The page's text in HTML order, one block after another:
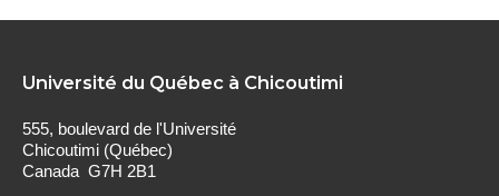
Université du Québec à Chicoutimi
555, boulevard de l'Université
Chicoutimi (Québec)
Canada G7H 2B1